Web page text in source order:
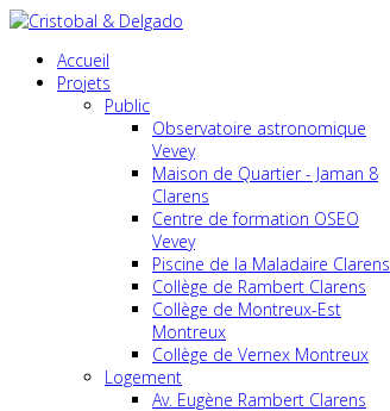
Accueil
Projets
Public
Observatoire astronomique
Vevey
Maison de Quartier - Jaman 8
Clarens
Centre de formation OSEO
Vevey
Piscine de la Maladaire Clarens
Collège de Rambert Clarens
Collège de Montreux-Est
Montreux
Collège de Vernex Montreux
Logement
Av. Eugène Rambert Clarens